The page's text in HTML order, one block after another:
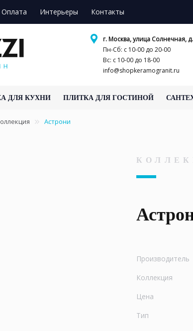
Оплата Интерьеры Контакты
г. Москва, улица Солнечная,
Пн-Сб: с 10-00 до 20-00
Вс: с 10-00 до 18-00
info@shopkeramogranit.ru
ДЛЯ КУХНИ ПЛИТКА ДЛЯ ГОСТИНОЙ
Астрони
Производитель
Коллекция
Цена
Тип